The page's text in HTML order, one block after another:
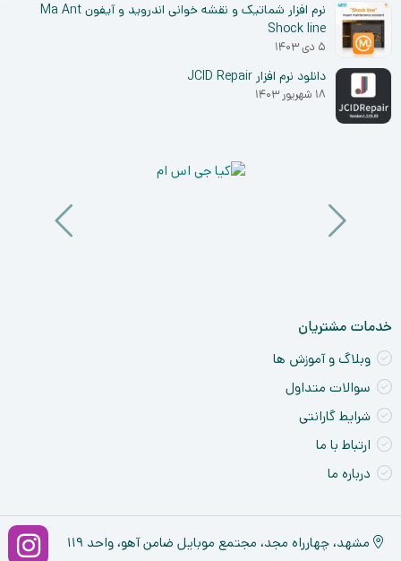
نرم افزار شماتیک و نقشه خوانی اندروید و آیفون Ma Ant
Shock line
۵ دی ۱۴۰۳
دانلود نرم افزار JCID Repair
۱۸ شهریور ۱۴۰۳
خدمات مشتریان
وبلاگ و آموزش ها
سوالات متداول
شرایط گارانتی
ارتباط با ما
درباره ما
مشهد، چهارراه مجد، مجتمع موبایل ضامن آهو، واحد ۱۱۹